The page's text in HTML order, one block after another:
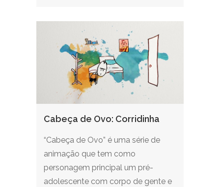
Cabeça de Ovo: Corridinha
“Cabeça de Ovo” é uma série de
animação que tem como
personagem principal um pré-
adolescente com corpo de gente e